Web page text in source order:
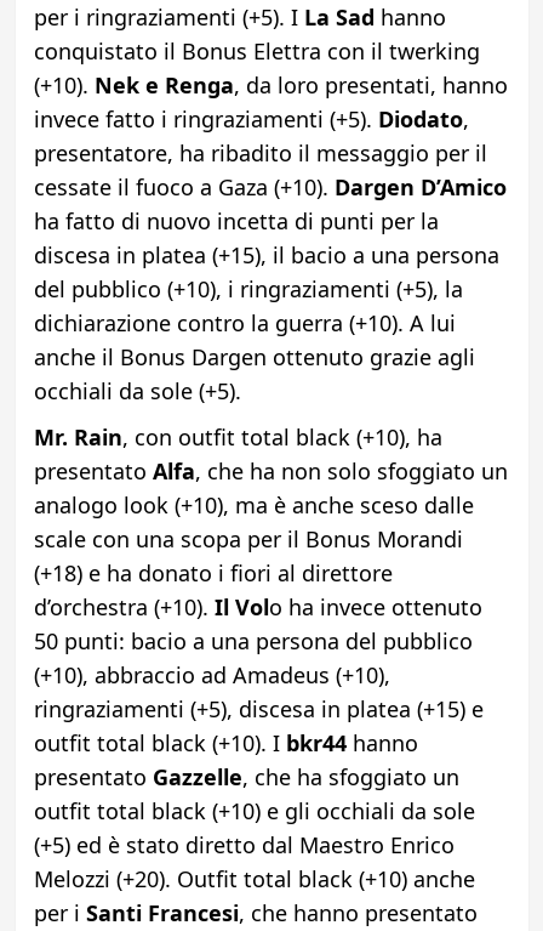
per i ringraziamenti (+5). I La Sad hanno
conquistato il Bonus Elettra con il twerking
(+10). Nek e Renga, da loro presentati, hanno
invece fatto i ringraziamenti (+5). Diodato,
presentatore, ha ribadito il messaggio per il
cessate il fuoco a Gaza (+10). Dargen D’Amico
ha fatto di nuovo incetta di punti per la
discesa in platea (+15), il bacio a una persona
del pubblico (+10), i ringraziamenti (+5), la
dichiarazione contro la guerra (+10). A lui
anche il Bonus Dargen ottenuto grazie agli
occhiali da sole (+5).
Mr. Rain, con outfit total black (+10), ha
presentato Alfa, che ha non solo sfoggiato un
analogo look (+10), ma è anche sceso dalle
scale con una scopa per il Bonus Morandi
(+18) e ha donato i fiori al direttore
d’orchestra (+10). Il Volo ha invece ottenuto
50 punti: bacio a una persona del pubblico
(+10), abbraccio ad Amadeus (+10),
ringraziamenti (+5), discesa in platea (+15) e
outfit total black (+10). I bkr44hanno
presentato Gazzelle, che ha sfoggiato un
outfit total black (+10) e gli occhiali da sole
(+5) ed è stato diretto dal Maestro Enrico
Melozzi (+20). Outfit total black (+10) anche
per i Santi Francesi, che hanno presentato